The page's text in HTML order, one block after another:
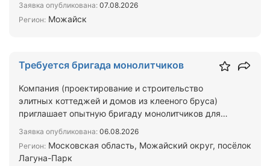
Заявка опубликована: 07.08.2026
Регион: Можайск
Требуется бригада монолитчиков
Компания (проектирование и строительство
элитных коттеджей и домов из клееного бруса)
приглашает опытную бригаду монолитчиков для
Заявка опубликована: 06.08.2026
Регион: Московская область, Можайский округ, посёлок
Лагуна-Парк